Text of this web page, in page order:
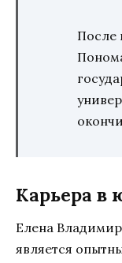
После
Карьера в
Елена
является